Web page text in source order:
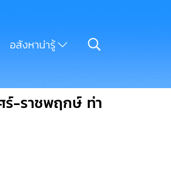
อสังหาน่ารู้
ร์-ราชพฤกษ์ ท่า